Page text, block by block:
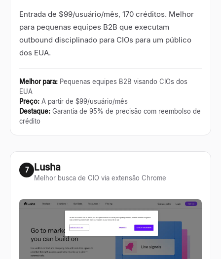
Entrada de $99/usuário/mês, 170 créditos. Melhor
para pequenas equipes B2B que executam
outbound disciplinado para CIOs para um público
dos EUA.
Melhor para: Pequenas equipes B2B visando CIOs dos
EUA
Preço: A partir de $99/usuário/mês
Destaque: Garantia de 95% de precisão com reembolso de
crédito
7 Lusha
Melhor busca de CIO via extensão Chrome